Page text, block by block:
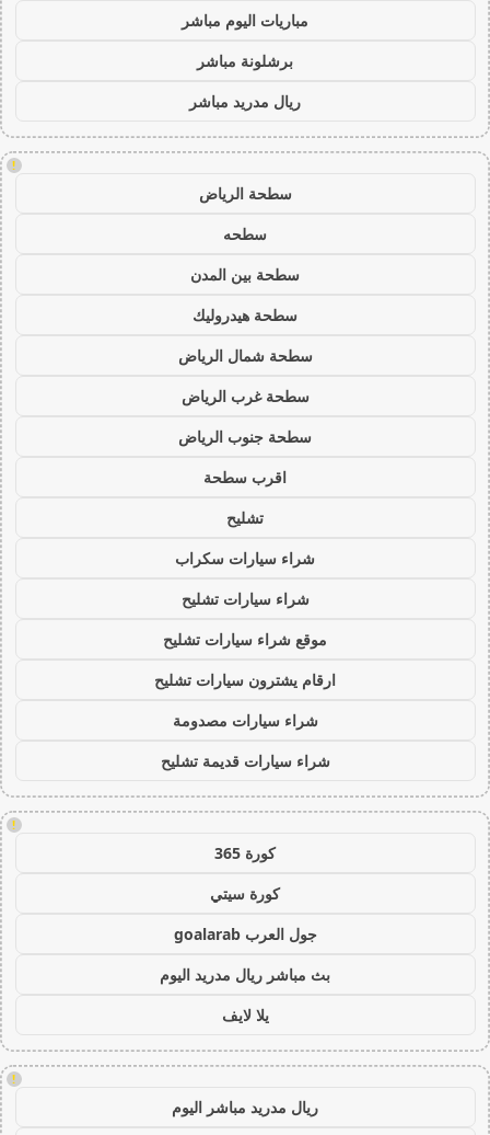
مباريات اليوم مباشر
برشلونة مباشر
ريال مدريد مباشر
!
سطحة الرياض
سطحه
سطحة بين المدن
سطحة هيدروليك
سطحة شمال الرياض
سطحة غرب الرياض
سطحة جنوب الرياض
اقرب سطحة
تشليح
شراء سيارات سكراب
شراء سيارات تشليح
موقع شراء سيارات تشليح
ارقام يشترون سيارات تشليح
شراء سيارات مصدومة
شراء سيارات قديمة تشليح
!
كورة 365
كورة سيتي
جول العرب goalarab
بث مباشر ريال مدريد اليوم
يلا لايف
!
ريال مدريد مباشر اليوم